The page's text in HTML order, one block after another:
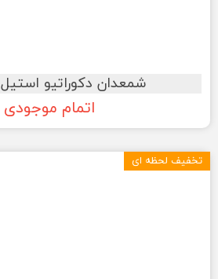
شمعدان دکوراتیو استیل vackert
اتمام موجودی
تخفیف لحظه ای